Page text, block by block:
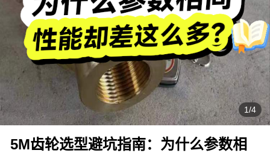
1/4
5M齿轮选型避坑指南：为什么参数相